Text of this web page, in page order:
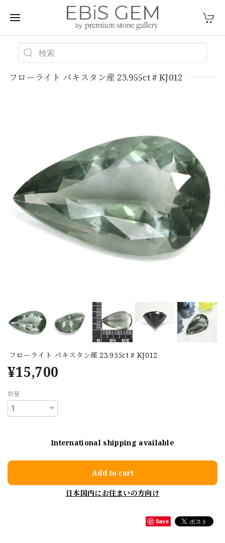
フローライト パキスタン産 23.955ct # KJ012
フローライト パキスタン産 23.955ct # KJ012
¥15,700
数量
International shipping available
Add to cart
日本国内にお住まいの方向け
Save